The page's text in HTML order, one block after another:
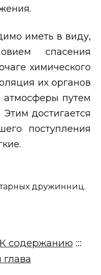
иметь в виду,
спасения
химического
их органов
атмосферы путем
достигается
поступления
дружинниц.
К содержанию :::